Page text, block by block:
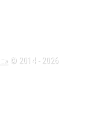
© 2014 - 2026